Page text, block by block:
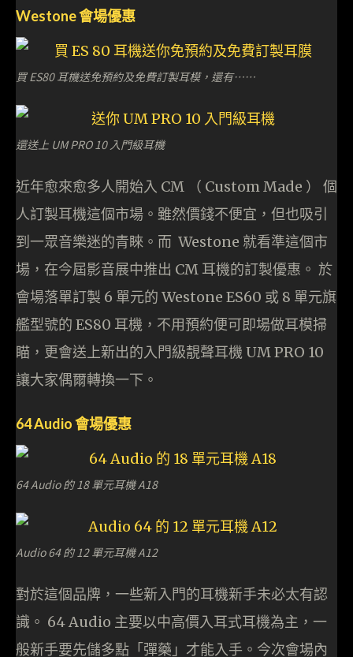
Westone 會場優惠
買 ES80 耳機送免預約及免費訂製耳模，還有⋯⋯
還送上 UM PRO 10 入門級耳機
近年愈來愈多人開始入 CM （ Custom Made ） 個
人訂製耳機這個市場。雖然價錢不便宜，但也吸引
到一眾音樂迷的青睞。而 Westone 就看準這個市
場，在今屆影音展中推出 CM 耳機的訂製優惠。 於
會場落單訂製 6 單元的 Westone ES60 或 8 單元旗
艦型號的 ES80 耳機，不用預約便可即場做耳模掃
瞄，更會送上新出的入門級靚聲耳機 UM PRO 10
讓大家偶爾轉換一下。
64 Audio 會場優惠
64 Audio 的 18 單元耳機 A18
Audio 64 的 12 單元耳機 A12
對於這個品牌，一些新入門的耳機新手未必太有認
識。 64 Audio 主要以中高價入耳式耳機為主，一
般新手要先儲多點「彈藥」才能入手。今次會場內